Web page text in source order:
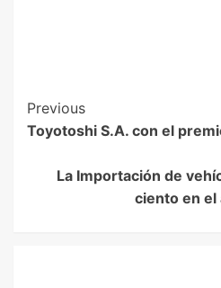
Previous
Toyotoshi S.A. con el
La Importación de
ciento en el